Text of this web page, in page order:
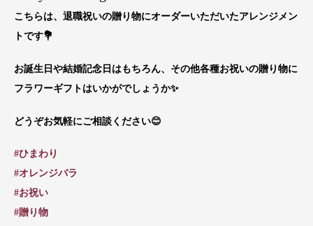
こちらは、退職祝いの贈り物にオーダーいただいたアレンジメン
トです💐
お誕生日や結婚記念日はもちろん、その他各種お祝いの贈り物に
フラワーギフトはいかがでしょうか✨
どうぞお気軽にご相談ください😊
#ひまわり
#オレンジバラ
#お祝い
#贈り物